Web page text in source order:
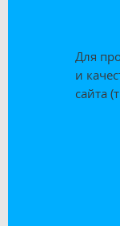
Для
и
сайта